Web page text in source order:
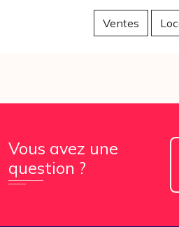
Ventes
Vous avez une
question ?